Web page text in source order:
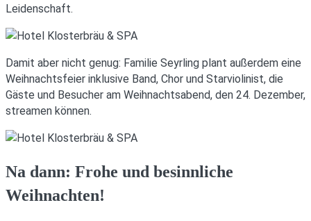
Leidenschaft.
Damit aber nicht genug: Familie Seyrling plant außerdem eine
Weihnachtsfeier inklusive Band, Chor und Starviolinist, die
Gäste und Besucher am Weihnachtsabend, den 24. Dezember,
streamen können.
Na dann: Frohe und besinnliche
Weihnachten!